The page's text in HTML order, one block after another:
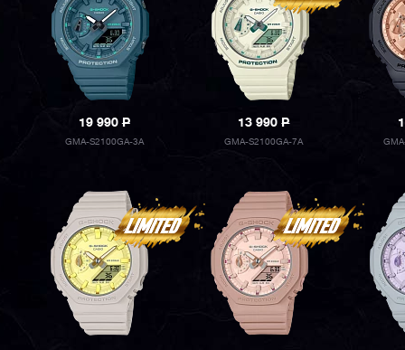
19 990P
GMA-S2100GA-3A
13 990P
GMA-S2100GA-7A